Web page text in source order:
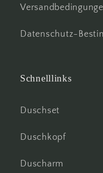
Datenschutz-
Schnelllinks
Duschset
Duschkopf
Duscharm